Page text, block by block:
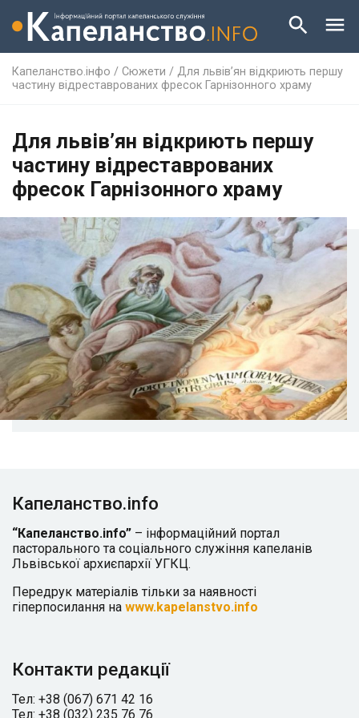
Капеланство.інфо / Сюжети / Для львів’ян відкриють першу
частину відреставрованих фресок Гарнізонного храму
Для львів’ян відкриють першу
частину відреставрованих
фресок Гарнізонного храму
Капеланство.info
“Капеланство.info” – інформаційний портал
пасторального та соціального служіння капеланів
Львівської архиєпархії УГКЦ.
Передрук матеріалів тільки за наявності
гіперпосилання на www.kapelanstvo.info
Контакти редакції
Тел: +38 (067) 671 42 16
Тел: +38 (032) 235 76 76